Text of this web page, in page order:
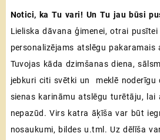
Notici, ka Tu vari! Un Tu jau būsi
Lieliska dāvana ģimenei, otrai
personalizējams atslēgu
Tuvojas kāda dzimšanas diena,
jebkuri citi svētki un meklē noderīgu
sienas karināmu atslēgu turētāju, lai
nepazūd. Virs katra āķīša var būt
nosaukumi, bildes u.tml. Uz dēlīša